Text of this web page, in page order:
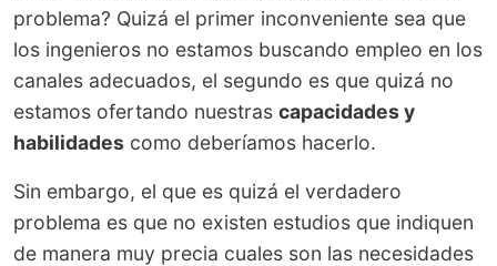
problema? Quizá el primer inconveniente sea que
los ingenieros no estamos buscando empleo en los
canales adecuados, el segundo es que quizá no
estamos ofertando nuestras capacidades y
habilidades como deberíamos hacerlo.
Sin embargo, el que es quizá el verdadero
problema es que no existen estudios que indiquen
de manera muy precia cuales son las necesidades